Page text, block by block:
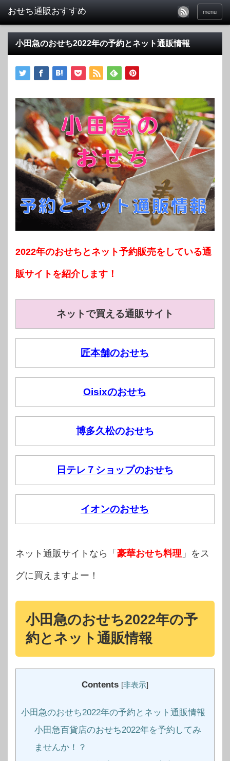
おせち通販おすすめ menu
小田急のおせち2022年の予約とネット通販情報
2022年のおせちとネット予約販売をしている通
販サイトを紹介します！
ネットで買える通販サイト
匠本舗のおせち
Oisixのおせち
博多久松のおせち
日テレ７ショップのおせち
イオンのおせち
ネット通販サイトなら「 豪華おせち料理 」をス
グに買えますよー！
小田急のおせち2022年の予
約とネット通販情報
Contents [非表示]
小田急のおせち2022年の予約とネット通販情報
小田急百貨店のおせち2022年を予約してみ
ませんか！？